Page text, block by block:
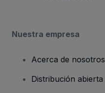
Nuestra empresa
Acerca de nosotros
Distribución abierta